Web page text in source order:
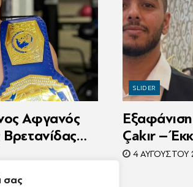
σας
Αφγανός
του είχε
SLIDER
Çakır –
βοήθεια
4 ΑΥΓΟΎΣΤΟΥ